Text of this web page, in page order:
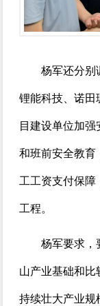
杨军还分别
锂能科技、诺田
目建设单位加
和班前安全教育
工工资支付保障
工程。
杨军要求，
山产业基础和比
持续壮大产业规